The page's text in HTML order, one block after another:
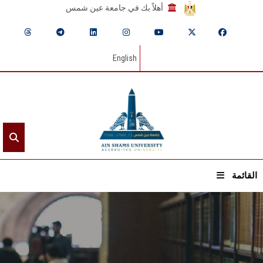
أهلاً بك في جامعة عين شمس
English
القائمة
الرئيسيـة
عن الجامعة